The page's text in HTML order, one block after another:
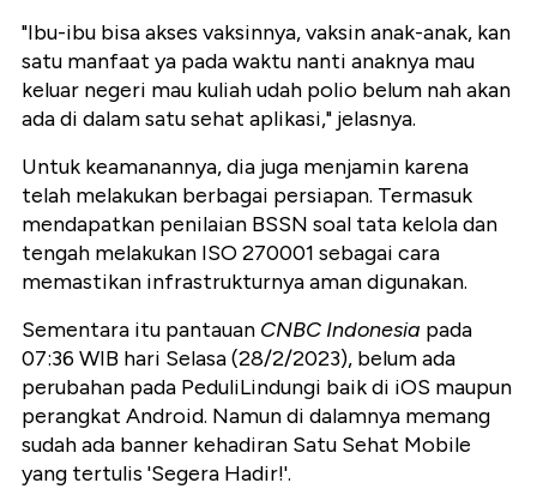
"Ibu-ibu bisa akses vaksinnya, vaksin anak-anak, kan
satu manfaat ya pada waktu nanti anaknya mau
keluar negeri mau kuliah udah polio belum nah akan
ada di dalam satu sehat aplikasi," jelasnya.
Untuk keamanannya, dia juga menjamin karena
telah melakukan berbagai persiapan. Termasuk
mendapatkan penilaian BSSN soal tata kelola dan
tengah melakukan ISO 270001 sebagai cara
memastikan infrastrukturnya aman digunakan.
Sementara itu pantauan CNBC Indonesia pada
07:36 WIB hari Selasa (28/2/2023), belum ada
perubahan pada PeduliLindungi baik di iOS maupun
perangkat Android. Namun di dalamnya memang
sudah ada banner kehadiran Satu Sehat Mobile
yang tertulis 'Segera Hadir!'.